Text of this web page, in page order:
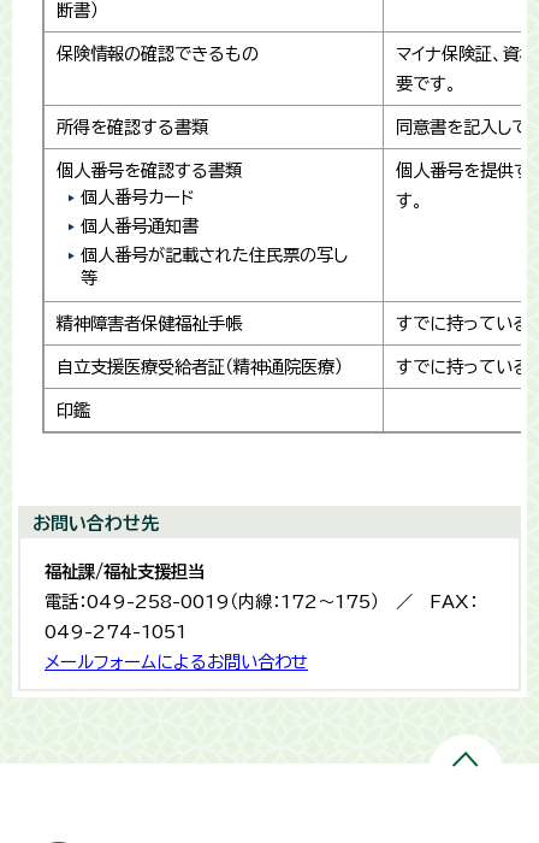
断書）
保険情報の確認できるもの
マイナ保険証、資
要です。
所得を確認する書類 同意書を記入して
個人番号を確認する書類
個人番号カード
個人番号通知書
個人番号が記載された住民票の写し
等
個人番号を提供す
す。
精神障害者保健福祉手帳 すでに持っている
自立支援医療受給者証（精神通院医療） すでに持っている
印鑑
お問い合わせ先
福祉課/福祉支援担当
電話：049-258-0019（内線：172～175） ／ FAX：
049-274-1051
メールフォームによるお問い合わせ